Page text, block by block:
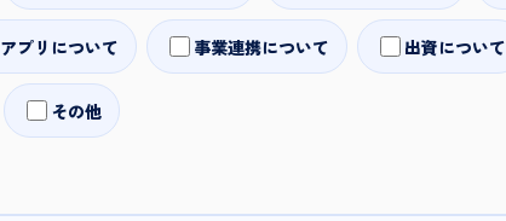
アプリについて 事業連携について 出資について
その他